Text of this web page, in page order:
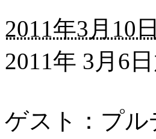
2011年3月10
2011年 3月6
ゲスト：プ